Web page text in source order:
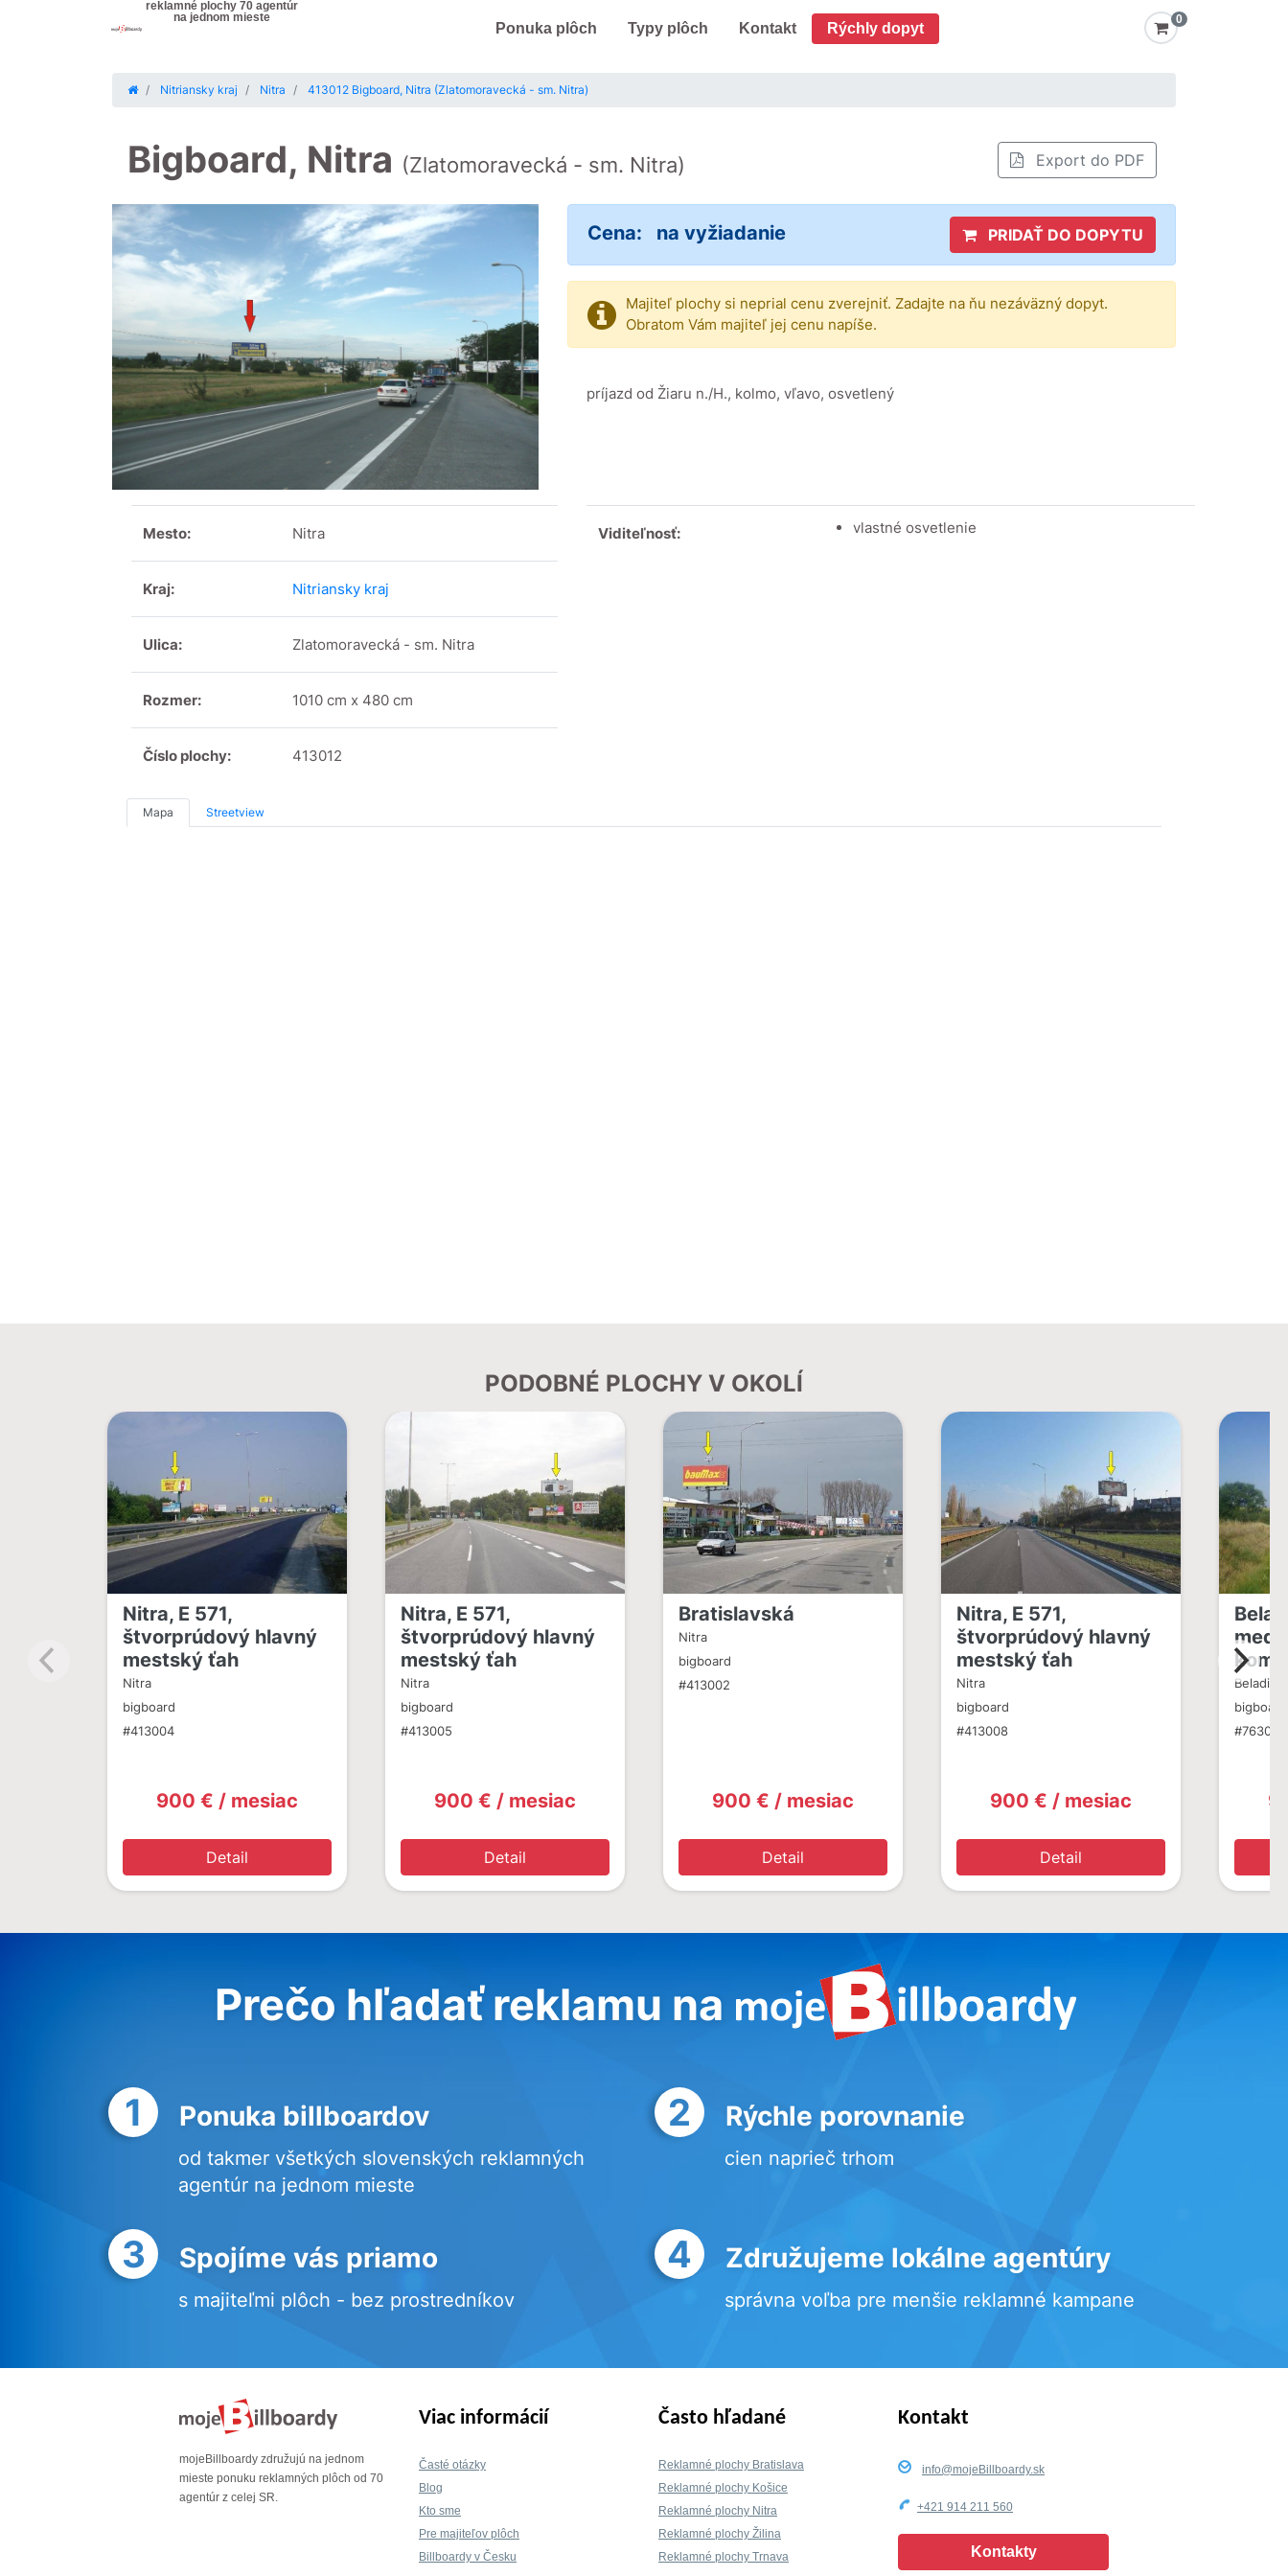
reklamné plochy 70 agentúr
na jednom mieste
Ponuka plôch Typy plôch Kontakt Rýchly dopyt
0
Nitriansky kraj Nitra 413012 Bigboard, Nitra (Zlatomoravecká - sm. Nitra)
Bigboard, Nitra (Zlatomoravecká - sm. Nitra) Export do PDF
Cena: na vyžiadanie PRIDAŤ DO DOPYTU
Majiteľ plochy si neprial cenu zverejniť. Zadajte na ňu nezáväzný dopyt.
Obratom Vám majiteľ jej cenu napíše.
príjazd od Žiaru n./H., kolmo, vľavo, osvetlený
Mesto: Nitra
Kraj: Nitriansky kraj
Ulica: Zlatomoravecká - sm. Nitra
Rozmer: 1010 cm x 480 cm
Číslo plochy: 413012
Viditeľnosť: vlastné osvetlenie
Mapa Streetview
PODOBNÉ PLOCHY V OKOLÍ
Nitra, E 571,
štvorprúdový hlavný
mestský ťah
Nitra
bigboard
#413004
900 € / mesiac
Detail
Nitra, E 571,
štvorprúdový hlavný
mestský ťah
Nitra
bigboard
#413005
900 € / mesiac
Detail
Bratislavská
Nitra
bigboard
#413002
900 € / mesiac
Detail
Nitra, E 571,
štvorprúdový hlavný
mestský ťah
Nitra
bigboard
#413008
900 € / mesiac
Detail
Beladice
bigboard
#763003
Prečo hľadať reklamu na
1 Ponuka billboardov
od takmer všetkých slovenských reklamných
agentúr na jednom mieste
2 Rýchle porovnanie
cien naprieč trhom
3 Spojíme vás priamo
s majiteľmi plôch - bez prostredníkov
4 Združujeme lokálne agentúry
správna voľba pre menšie reklamné kampane
mojeBillboardy združujú na jednom
mieste ponuku reklamných plôch od 70
agentúr z celej SR.
Viac informácií
Časté otázky
Blog
Kto sme
Pre majiteľov plôch
Billboardy v Česku
Často hľadané
Reklamné plochy Bratislava
Reklamné plochy Košice
Reklamné plochy Nitra
Reklamné plochy Žilina
Reklamné plochy Trnava
Kontakt
info@mojeBillboardy.sk
+421 914 211 560
Kontakty